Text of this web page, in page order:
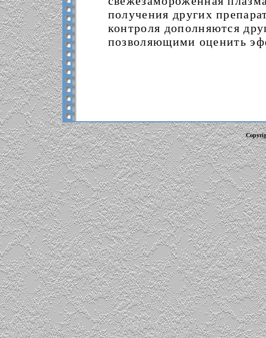
получения других
контроля дополняются
позволяющими оценить